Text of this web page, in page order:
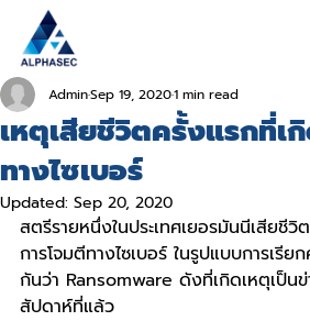
เหตุเสียชีวิตครั้งแรกที่เ
ทางไซเบอร์
AdminSep 19, 20201 min read
Updated: Sep 20, 2020
สตรีรายหนึ่งในประเทศเยอรมันนีเสียชีวิ
การโจมตีทางไซเบอร์ ในรูปแบบการเรีย
กันว่า Ransomware ดังที่เกิดเหตุเป็นข่
สัปดาห์ที่แล้ว